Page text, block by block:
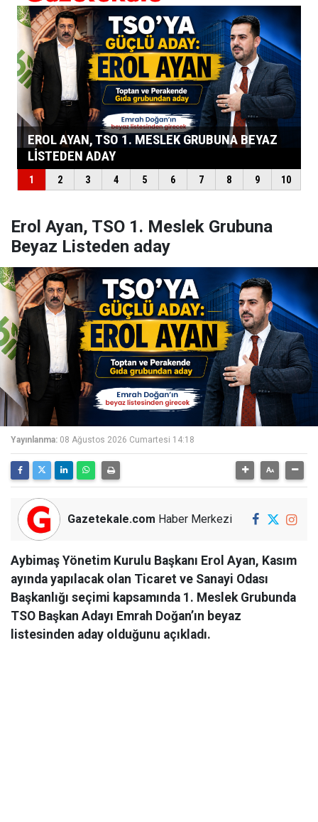
Erol Ayan, TSO 1. Meslek Grubuna
Beyaz Listeden aday
Yayınlanma: 08 Ağustos 2026 Cumartesi 14:18
Gazetekale.com Haber Merkezi
Aybimaş Yönetim Kurulu Başkanı Erol Ayan, Kasım
ayında yapılacak olan Ticaret ve Sanayi Odası
Başkanlığı seçimi kapsamında 1. Meslek Grubunda
TSO Başkan Adayı Emrah Doğan’ın beyaz
listesinden aday olduğunu açıkladı.